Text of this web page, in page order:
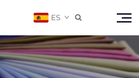
ES 